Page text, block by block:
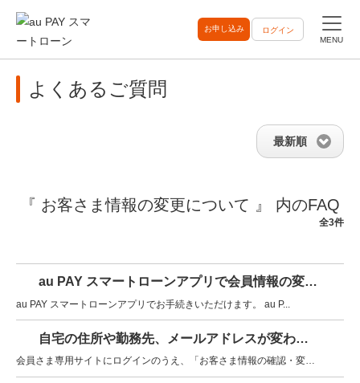
お申し込み
ログイン
MENU
よくあるご質問
最新順
『 お客さま情報の変更について 』 内のFAQ
全3件
au PAY スマートローンアプリで会員情報の変更はできますか?
au PAY スマートローンアプリでお手続きいただけます。 au P...
自宅の住所や勤務先、メールアドレスが変わった場合、どうすればいいですか?
会員さま専用サイトにログインのうえ、「お客さま情報の確認・変更」よりお手続...